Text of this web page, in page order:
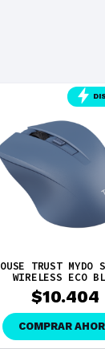
TRUST MYDO
WIRELESS ECO
$10.404
COMPRAR